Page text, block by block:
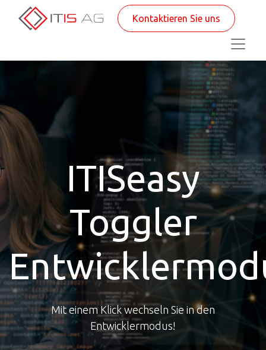
Kontaktieren Sie uns
ITISeasy
Toggler
Mit einem Klick wechseln Sie in den
Entwicklermodus!